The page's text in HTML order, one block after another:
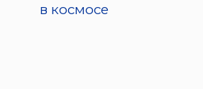
в космосе